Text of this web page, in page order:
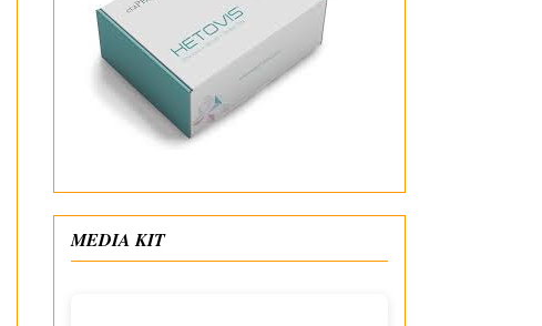
MEDIA KIT